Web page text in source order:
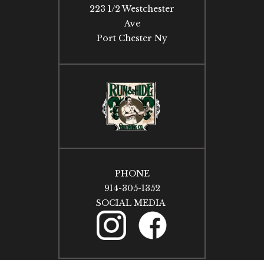
223 1/2 Westchester
Ave
Port Chester Ny
PHONE
914-305-1352
SOCIAL MEDIA